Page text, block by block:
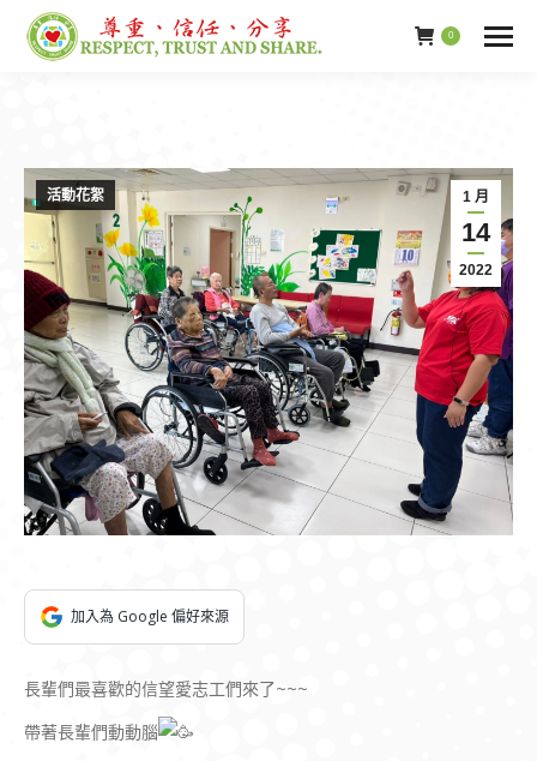
0
1 月
14
2022
活動花絮
加入為 Google 偏好來源
長輩們最喜歡的信望愛志工們來了~~~
帶著長輩們動動腦